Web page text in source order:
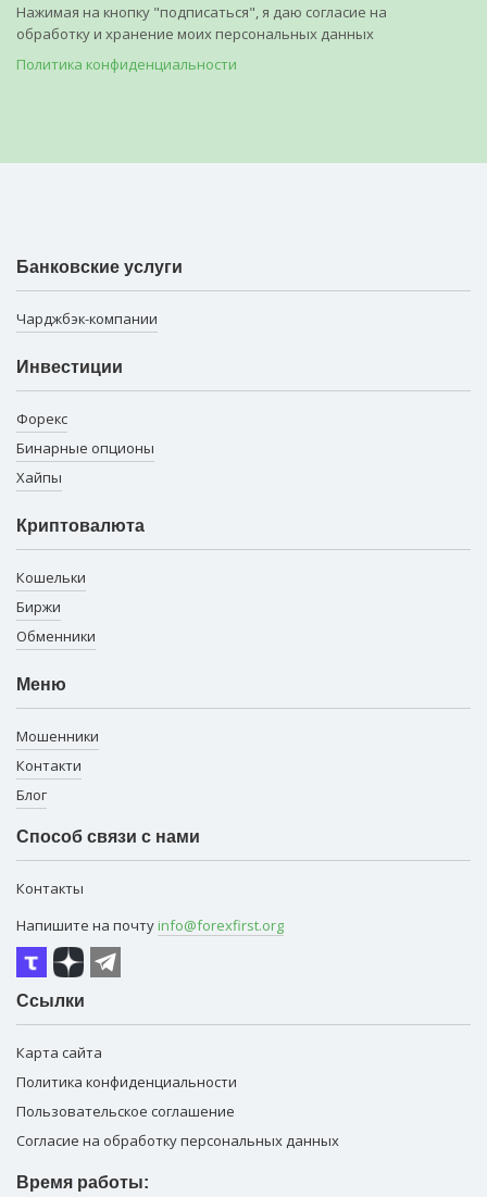
Нажимая на кнопку "подписаться", я даю согласие на
обработку и хранение моих персональных данных
Политика конфиденциальности
Банковские услуги
Чарджбэк-компании
Инвестиции
Форекс
Бинарные опционы
Хайпы
Криптовалюта
Кошельки
Биржи
Обменники
Меню
Мошенники
Контакти
Блог
Способ связи с нами
Контакты
Напишите на почту info@forexfirst.org
Ссылки
Карта сайта
Политика конфиденциальности
Пользовательское соглашение
Согласие на обработку персональных данных
Время работы: